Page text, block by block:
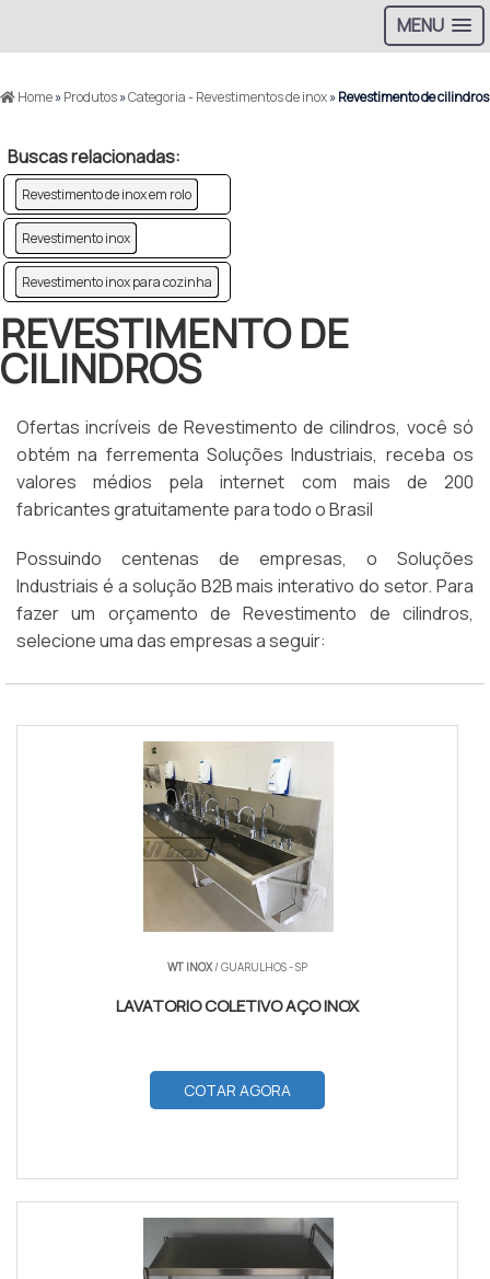
MENU
Home»Produtos»Categoria - Revestimentos de inox»Revestimento de cilindros
Buscas relacionadas:
Revestimento de inox em rolo
Revestimento inox
Revestimento inox para cozinha
REVESTIMENTO DE
CILINDROS
Ofertas incríveis de Revestimento de cilindros, você só
obtém na ferrementa Soluções Industriais, receba os
valores médios pela internet com mais de 200
fabricantes gratuitamente para todo o Brasil
Possuindo centenas de empresas, o Soluções
Industriais é a solução B2B mais interativo do setor. Para
fazer um orçamento de Revestimento de cilindros,
selecione uma das empresas a seguir:
WT INOX/ GUARULHOS - SP
LAVATORIO COLETIVO AÇO INOX
COTAR AGORA